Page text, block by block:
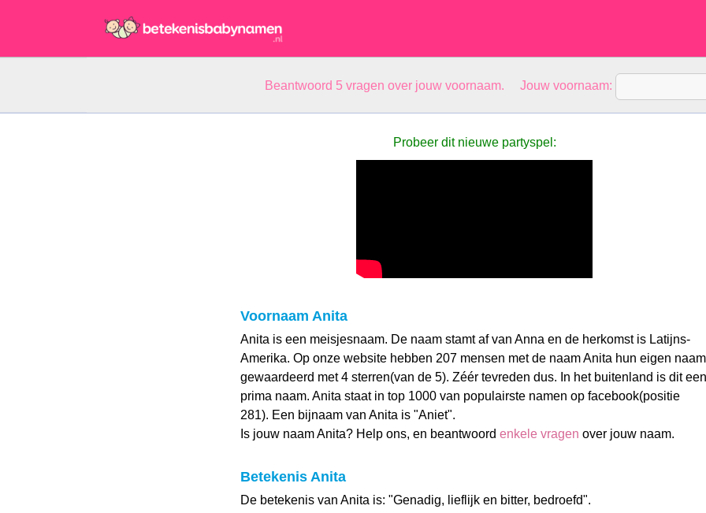
Beantwoord 5 vragen over jouw voornaam. Jouw voornaam:
Probeer dit nieuwe partyspel:
Voornaam Anita
Anita is een meisjesnaam. De naam stamt af van Anna en de herkomst is Latijns-
Amerika. Op onze website hebben 207 mensen met de naam Anita hun eigen naam
gewaardeerd met 4 sterren(van de 5). Zéér tevreden dus. In het buitenland is dit een
prima naam. Anita staat in top 1000 van populairste namen op facebook(positie
281). Een bijnaam van Anita is "Aniet".
Is jouw naam Anita? Help ons, en beantwoord enkele vragen over jouw naam.
Betekenis Anita
De betekenis van Anita is: "Genadig, lieflijk en bitter, bedroefd".